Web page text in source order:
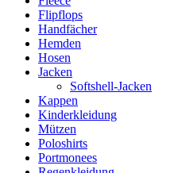
Flipflops
Handfächer
Hemden
Hosen
Jacken
Softshell-Jacken
Kappen
Kinderkleidung
Mützen
Poloshirts
Portmonees